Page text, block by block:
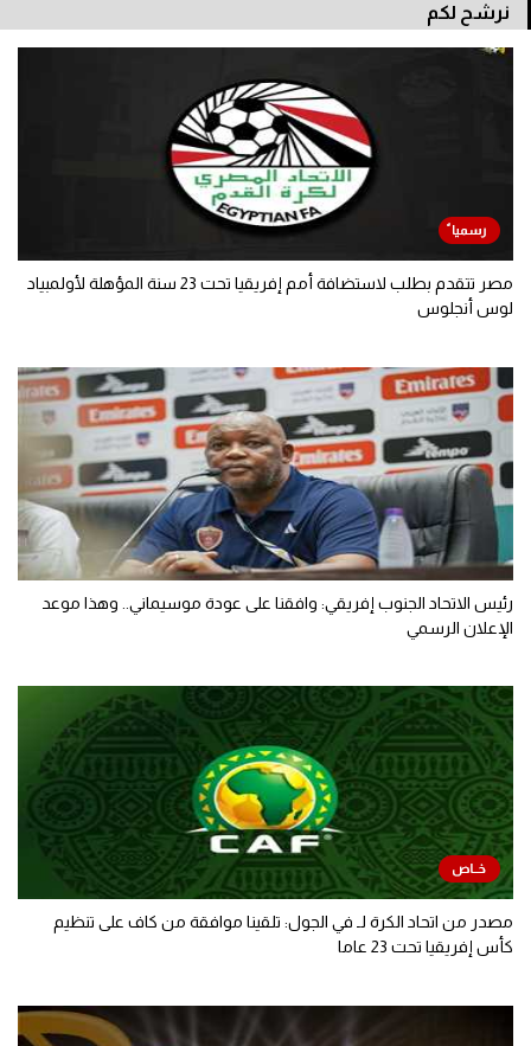
نرشح لكم
مصر تتقدم بطلب لاستضافة أمم إفريقيا تحت 23 سنة المؤهلة لأولمبياد
لوس أنجلوس
رئيس الاتحاد الجنوب إفريقي: وافقنا على عودة موسيماني.. وهذا موعد
الإعلان الرسمي
مصدر من اتحاد الكرة لـ في الجول: تلقينا موافقة من كاف على تنظيم
كأس إفريقيا تحت 23 عاما